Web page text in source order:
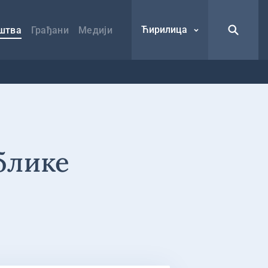
Грађани Медији Ћирилица